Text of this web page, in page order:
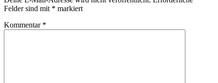
Felder sind mit * markiert
Kommentar *